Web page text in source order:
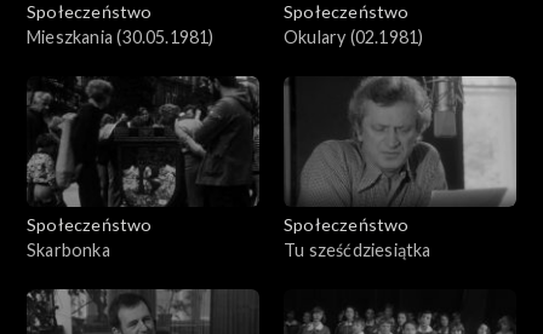
Społeczeństwo
Mieszkania (30.05.1981)
Społeczeństwo
Okulary (02.1981)
Społeczeństwo
Skarbonka
Społeczeństwo
Tu sześćdziesiątka